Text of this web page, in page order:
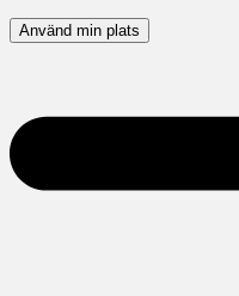
Använd min plats